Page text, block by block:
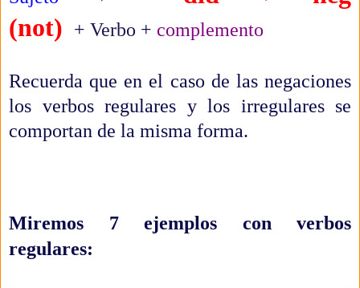
(not)
+ Verbo + complemento
Recuerda que en el caso de las negaciones
los verbos regulares y los irregulares se
comportan de la misma forma.
Miremos 7 ejemplos con verbos
regulares: